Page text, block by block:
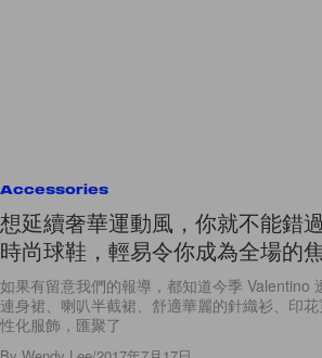
Accessories
想延續奢華運動風，你就不能錯
時尚球鞋，輕易令你成為全場的
如果有留意我們的報導，都知道今季 Valentino
連身裙、喇叭半截裙、舒適華麗的針織衫、印
性化服飾，匯聚了